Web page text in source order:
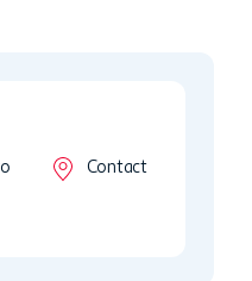
Contact